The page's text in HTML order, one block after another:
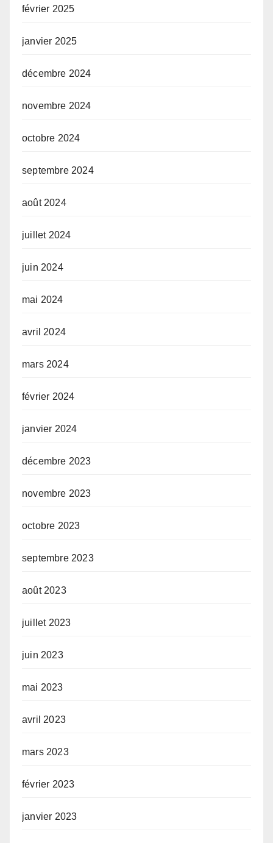
février 2025
janvier 2025
décembre 2024
novembre 2024
octobre 2024
septembre 2024
août 2024
juillet 2024
juin 2024
mai 2024
avril 2024
mars 2024
février 2024
janvier 2024
décembre 2023
novembre 2023
octobre 2023
septembre 2023
août 2023
juillet 2023
juin 2023
mai 2023
avril 2023
mars 2023
février 2023
janvier 2023